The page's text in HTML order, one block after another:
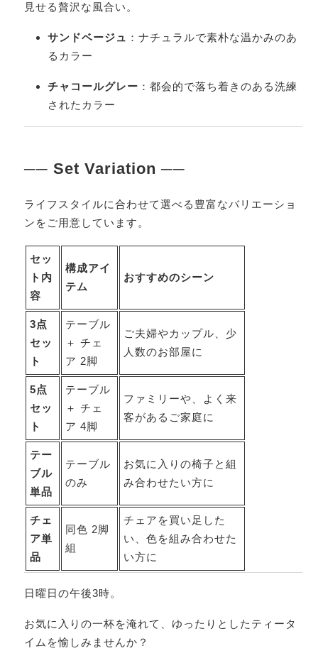
見せる贅沢な風合い。
サンドベージュ ：ナチュラルで素朴な温かみのあ
るカラー
チャコールグレー ：都会的で落ち着きのある洗練
されたカラー
── Set Variation ──
ライフスタイルに合わせて選べる豊富なバリエーショ
ンをご用意しています。
セッ
ト内
容
構成アイ
テム
おすすめのシーン
3点
セッ
ト
テーブル
＋ チェ
ア 2脚
ご夫婦やカップル、少
人数のお部屋に
5点
セッ
ト
テーブル
＋ チェ
ア 4脚
ファミリーや、よく来
客があるご家庭に
テー
ブル
単品
テーブル
のみ
お気に入りの椅子と組
み合わせたい方に
チェ
ア単
品
同色 2脚
組
チェアを買い足した
い、色を組み合わせた
い方に
日曜日の午後3時。
お気に入りの一杯を淹れて、ゆったりとしたティータ
イムを愉しみませんか？